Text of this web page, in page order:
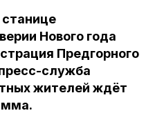
Нового года
Предгорного
служба
жителей ждёт